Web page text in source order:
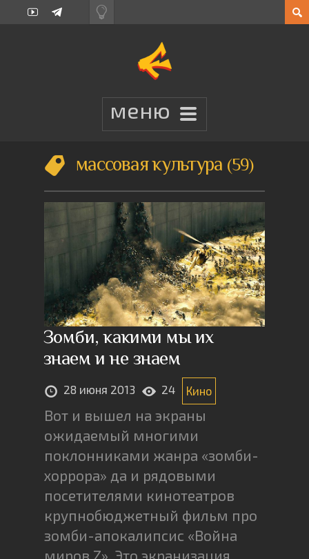
массовая культура 59
Зомби, какими мы их
знаем и не знаем
28 июня 2013 24 Кино
Вот и вышел на экраны
ожидаемый многими
поклонниками жанра «зомби-
хоррора» да и рядовыми
посетителями кинотеатров
крупнобюджетный фильм про
зомби-апокалипсис «Война
миров Z». Это экранизация